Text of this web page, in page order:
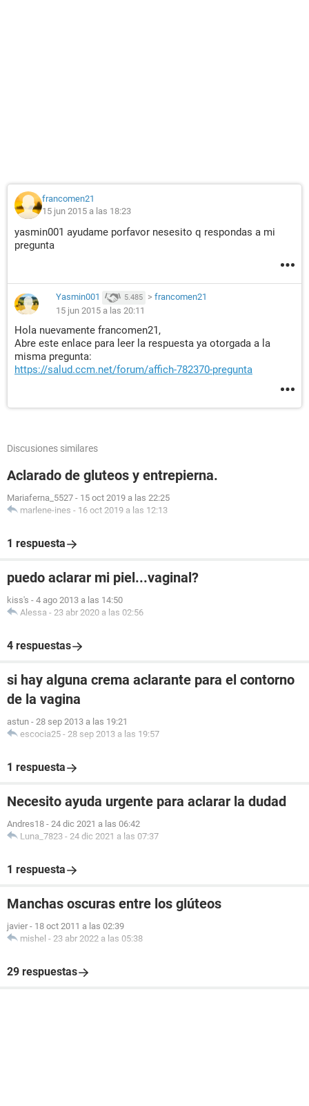
francomen21
15 jun 2015 a las 18:23
yasmin001 ayudame porfavor nesesito q respondas a mi
pregunta
Yasmin001 5.485 > francomen21
15 jun 2015 a las 20:11
Hola nuevamente francomen21,
Abre este enlace para leer la respuesta ya otorgada a la
misma pregunta:
https://salud.ccm.net/forum/affich-782370-pregunta
Discusiones similares
Aclarado de gluteos y entrepierna.
Mariaferna_5527 - 15 oct 2019 a las 22:25
marlene-ines - 16 oct 2019 a las 12:13
1 respuesta
puedo aclarar mi piel...vaginal?
kiss's - 4 ago 2013 a las 14:50
Alessa - 23 abr 2020 a las 02:56
4 respuestas
si hay alguna crema aclarante para el contorno
de la vagina
astun - 28 sep 2013 a las 19:21
escocia25 - 28 sep 2013 a las 19:57
1 respuesta
Necesito ayuda urgente para aclarar la dudad
Andres18 - 24 dic 2021 a las 06:42
Luna_7823 - 24 dic 2021 a las 07:37
1 respuesta
Manchas oscuras entre los glúteos
javier - 18 oct 2011 a las 02:39
mishel - 23 abr 2022 a las 05:38
29 respuestas